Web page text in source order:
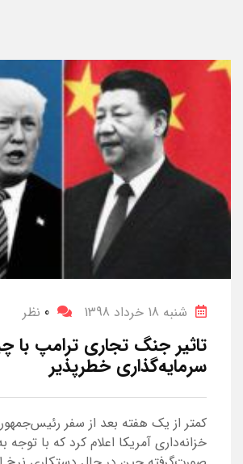
شنبه 18 خرداد 1398 0 نظر
تاثیر جنگ تجاری ترامپ با
سرمایه‌گذاری خطرپذیر
کمتر از یک هفته بعد از سفر
خزانه‌داری آمریکا اعلام کرد که با